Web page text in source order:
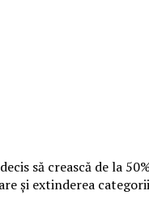
să crească de la
şi extinderea